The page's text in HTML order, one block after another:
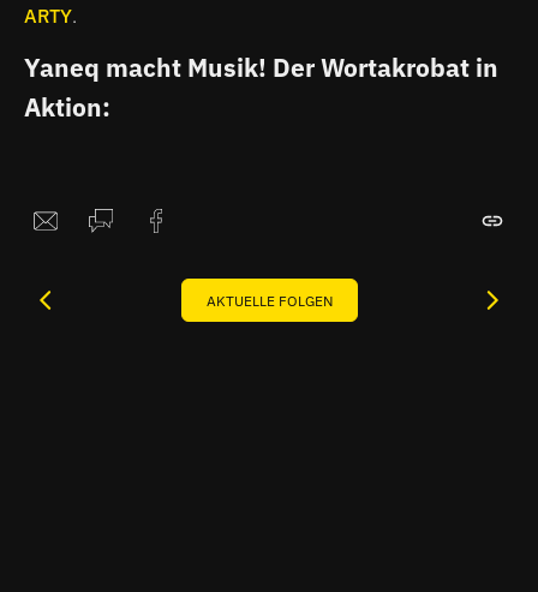
ARTY.
Yaneq macht Musik! Der Wortakrobat in
Aktion:
AKTUELLE FOLGEN